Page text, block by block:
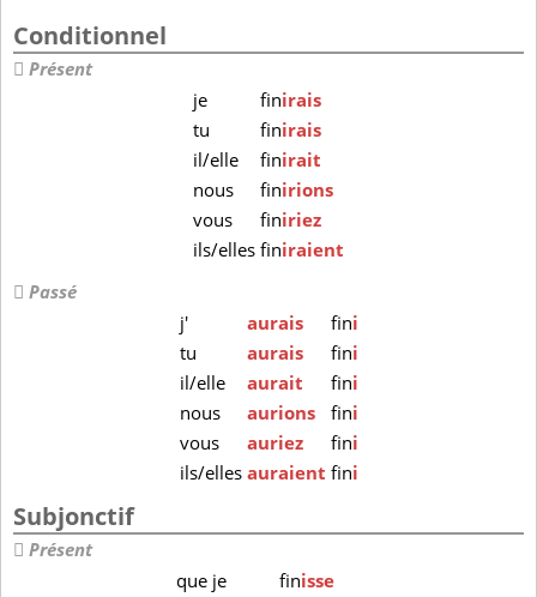
Conditionnel
Présent
je
finirais
tu
finirais
il/elle
finirait
nous
finirions
vous
finiriez
ils/ellesfiniraient
Passé
j'
aurais fini
tu
aurais fini
il/elle
aurait fini
nous
aurions fini
vous
auriez fini
ils/elles auraient fini
Subjonctif
Présent
que je finisse